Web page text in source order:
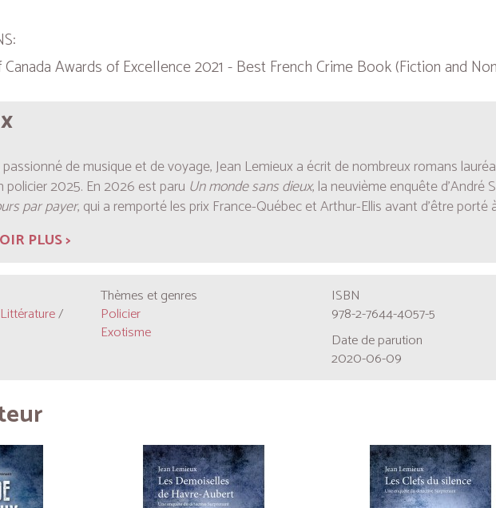
Awards of Excellence 2021 - Best French Crime Book (Fiction and
passionné de musique et de voyage, Jean Lemieux a écrit de nombreux romans
policier 2025. En 2026 est paru Un monde sans dieux, la neuvième enquête
par payer, qui a remporté les prix France-Québec et Arthur-Ellis avant d’être porté à
PLUS >
Littérature/
Thèmes et genres
Policier
Exotisme
ISBN
978-2-7644-4057-5
Date de parution
2020-06-09